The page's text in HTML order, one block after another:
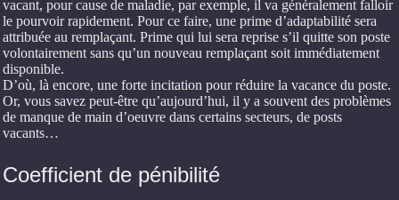
vacant, pour cause de maladie, par exemple, il va généralement falloir
le pourvoir rapidement. Pour ce faire, une prime d’adaptabilité sera
attribuée au remplaçant. Prime qui lui sera reprise s’il quitte son poste
volontairement sans qu’un nouveau remplaçant soit immédiatement
disponible.
D’où, là encore, une forte incitation pour réduire la vacance du poste.
Or, vous savez peut-être qu’aujourd’hui, il y a souvent des problèmes
de manque de main d’oeuvre dans certains secteurs, de posts
vacants…
Coefficient de pénibilité